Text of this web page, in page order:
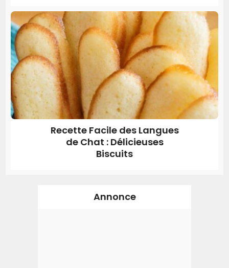
Recette Facile des Langues
de Chat : Délicieuses
Biscuits
Annonce